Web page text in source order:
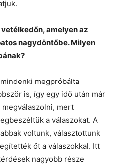
amelyen az
nagydöntőbe. Milyen
megpróbálta
is, így egy idő után már
mert
a válaszokat. A
voltunk, választottunk
őt a válaszokkal. Itt
nagyobb része